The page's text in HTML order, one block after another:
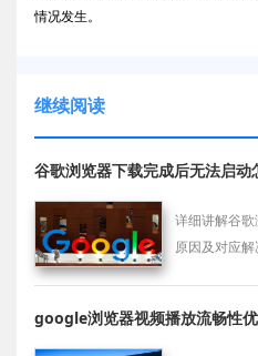
情况发生。
继续阅读
谷歌浏览器下载完成后无法启动
详细讲解谷
原因及对应解
google浏览器视频播放流畅性